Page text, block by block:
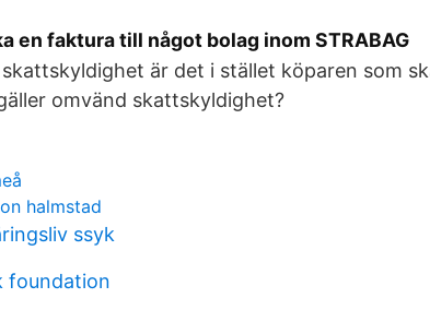
en faktura till något bolag inom STRABAG
är det i stället köparen som
omvänd skattskyldighet?
halmstad
ssyk
foundation